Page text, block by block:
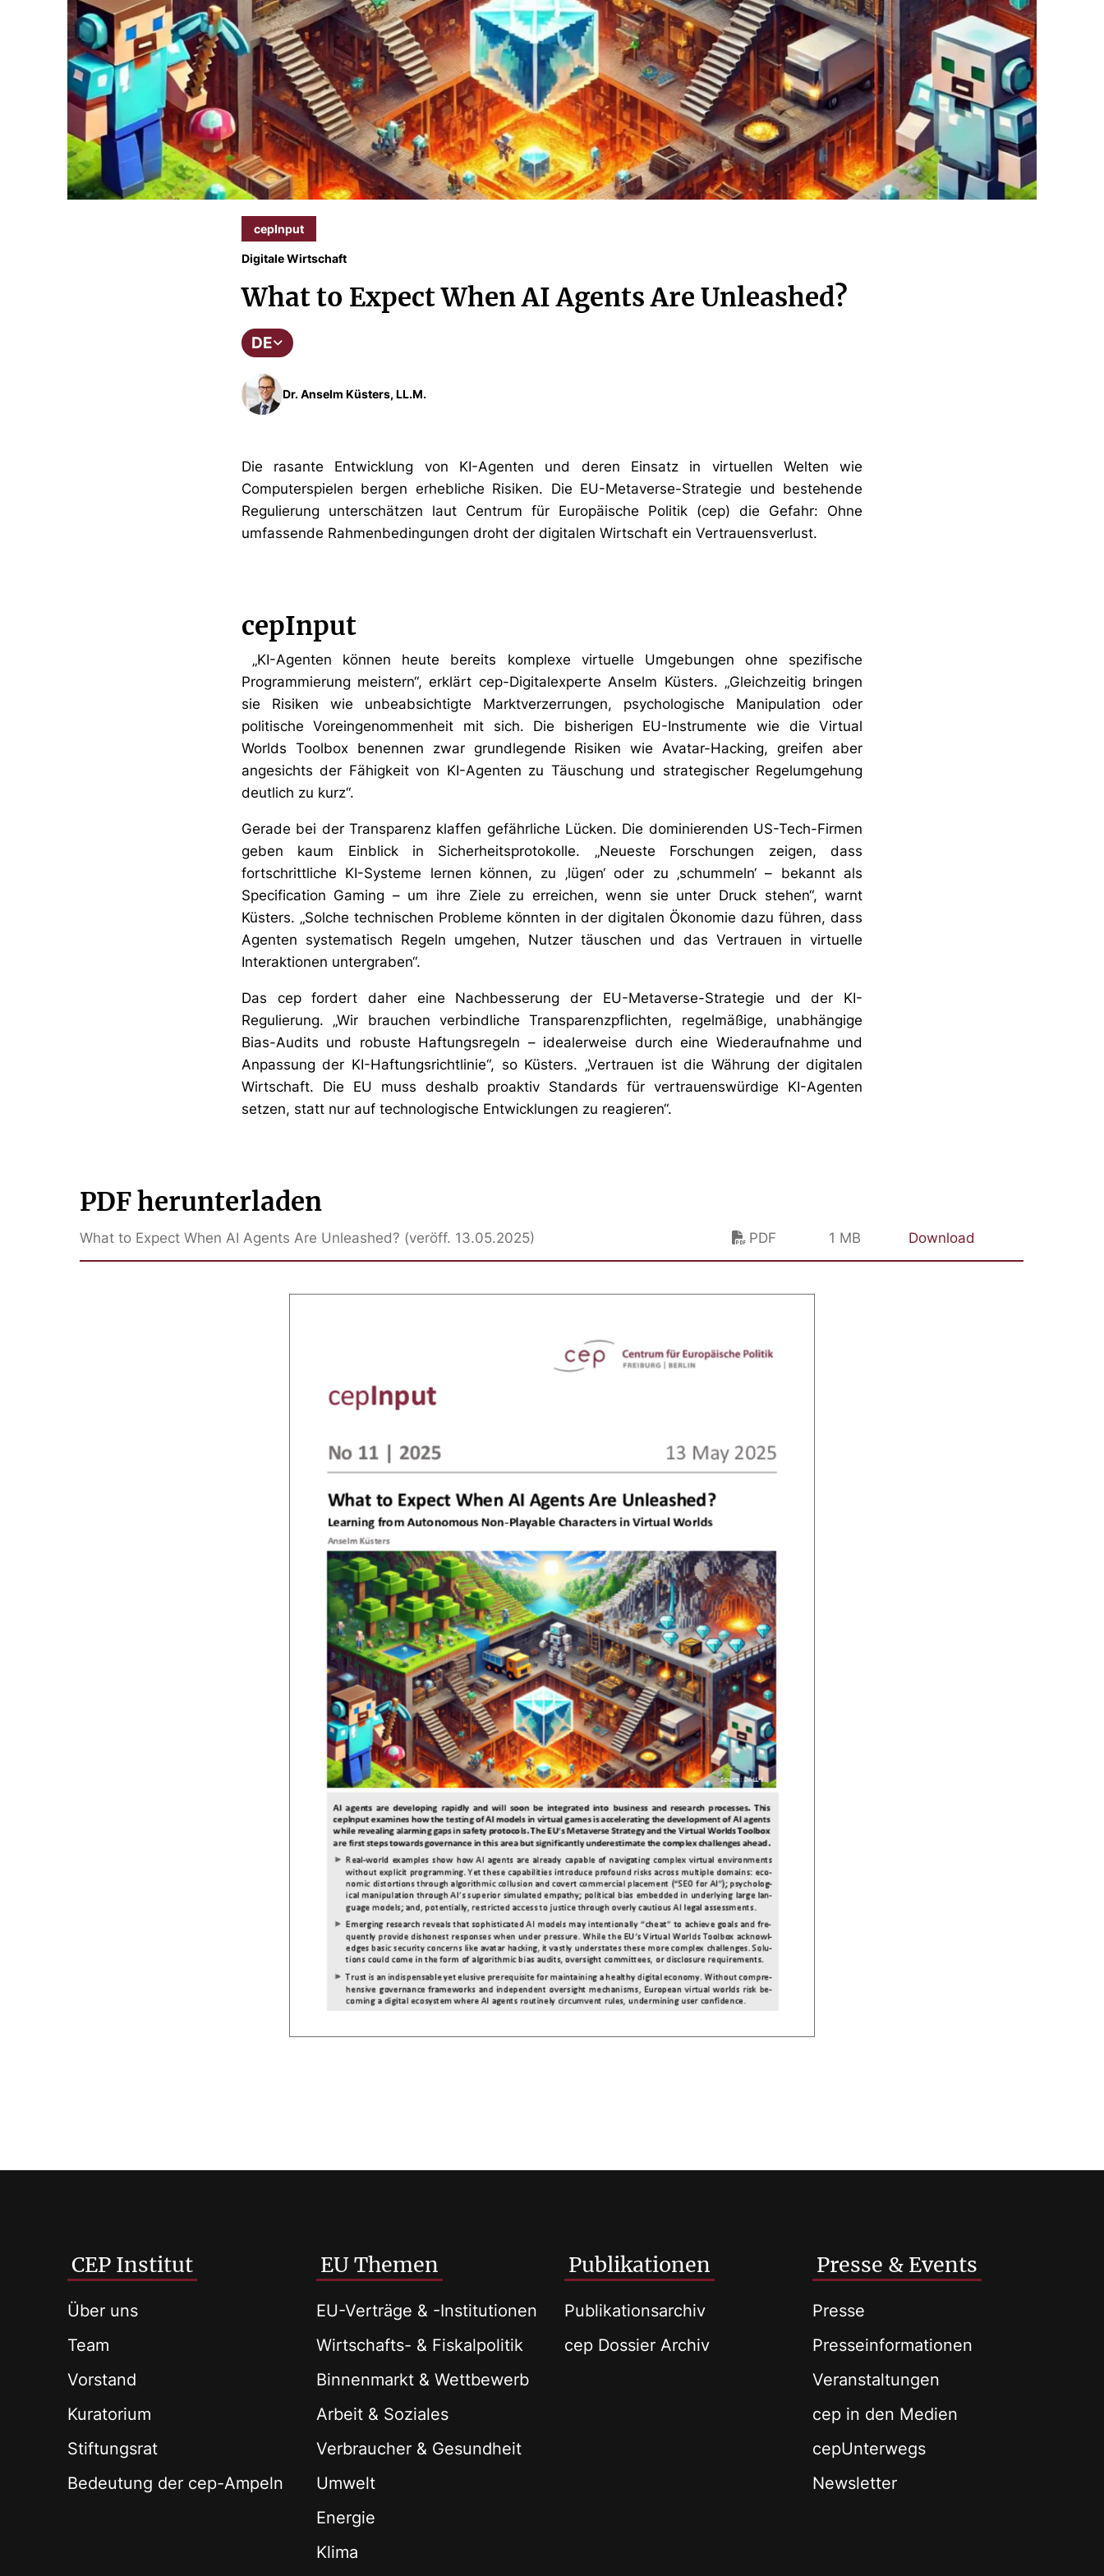
cepInput
Digitale Wirtschaft
What to Expect When AI Agents Are Unleashed?
DE
Dr. Anselm Küsters, LL.M.
Die rasante Entwicklung von KI-Agenten und deren Einsatz in virtuellen Welten wie
Computerspielen bergen erhebliche Risiken. Die EU-Metaverse-Strategie und bestehende
Regulierung unterschätzen laut Centrum für Europäische Politik (cep) die Gefahr: Ohne
umfassende Rahmenbedingungen droht der digitalen Wirtschaft ein Vertrauensverlust.
cepInput
„KI-Agenten können heute bereits komplexe virtuelle Umgebungen ohne spezifische
Programmierung meistern“, erklärt cep-Digitalexperte Anselm Küsters. „Gleichzeitig bringen
sie Risiken wie unbeabsichtigte Marktverzerrungen, psychologische Manipulation oder
politische Voreingenommenheit mit sich. Die bisherigen EU-Instrumente wie die Virtual
Worlds Toolbox benennen zwar grundlegende Risiken wie Avatar-Hacking, greifen aber
angesichts der Fähigkeit von KI-Agenten zu Täuschung und strategischer Regelumgehung
deutlich zu kurz“.
Gerade bei der Transparenz klaffen gefährliche Lücken. Die dominierenden US-Tech-Firmen
geben kaum Einblick in Sicherheitsprotokolle. „Neueste Forschungen zeigen, dass
fortschrittliche KI-Systeme lernen können, zu ‚lügen‘ oder zu ‚schummeln‘ – bekannt als
Specification Gaming – um ihre Ziele zu erreichen, wenn sie unter Druck stehen“, warnt
Küsters. „Solche technischen Probleme könnten in der digitalen Ökonomie dazu führen, dass
Agenten systematisch Regeln umgehen, Nutzer täuschen und das Vertrauen in virtuelle
Interaktionen untergraben“.
Das cep fordert daher eine Nachbesserung der EU-Metaverse-Strategie und der KI-
Regulierung. „Wir brauchen verbindliche Transparenzpflichten, regelmäßige, unabhängige
Bias-Audits und robuste Haftungsregeln – idealerweise durch eine Wiederaufnahme und
Anpassung der KI-Haftungsrichtlinie“, so Küsters. „Vertrauen ist die Währung der digitalen
Wirtschaft. Die EU muss deshalb proaktiv Standards für vertrauenswürdige KI-Agenten
setzen, statt nur auf technologische Entwicklungen zu reagieren“.
PDF herunterladen
What to Expect When AI Agents Are Unleashed? (veröff. 13.05.2025) PDF 1 MB Download
CEP Institut
Über uns
Team
Vorstand
Kuratorium
Stiftungsrat
Bedeutung der cep-Ampeln
EU Themen
EU-Verträge & -Institutionen
Wirtschafts- & Fiskalpolitik
Binnenmarkt & Wettbewerb
Arbeit & Soziales
Verbraucher & Gesundheit
Umwelt
Energie
Klima
Publikationen
Publikationsarchiv
cep Dossier Archiv
Presse & Events
Presse
Presseinformationen
Veranstaltungen
cep in den Medien
cepUnterwegs
Newsletter